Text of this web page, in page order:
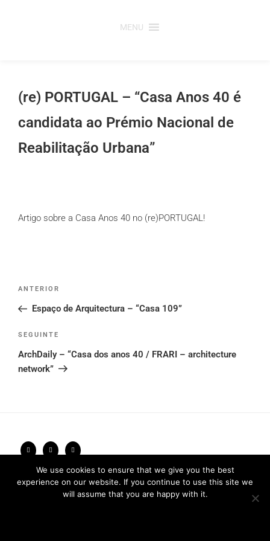
MENU
(re) PORTUGAL – “Casa Anos 40 é
candidata ao Prémio Nacional de
Reabilitação Urbana”
Artigo sobre a Casa Anos 40 no (re)PORTUGAL!
Post
Conteúdo
anterior
ANTERIOR
Espaço de Arquitectura – “Casa 109”
Conteúdo
seguinte
SEGUINTE
ArchDaily – “Casa dos anos 40 / FRARI – architecture
network”
Política de Privacidade
2026 © FRARI - All Rights Reserved /
Unpxl.
We use cookies to ensure that we give you the best
experience on our website. If you continue to use this site we
will assume that you are happy with it.